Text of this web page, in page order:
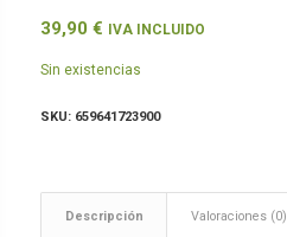
39,90 € IVA INCLUIDO
Sin existencias
SKU: 659641723900
Descripción Valoraciones (0)